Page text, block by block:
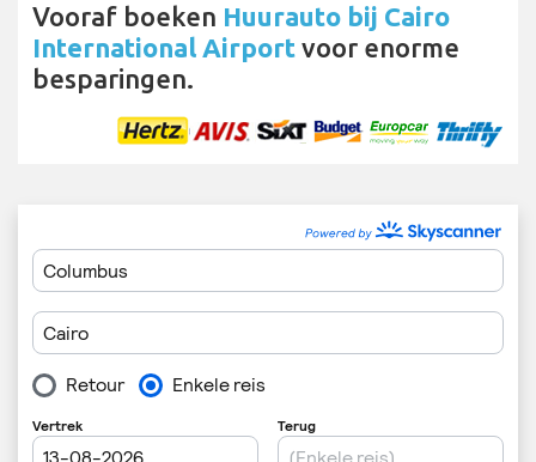
Vooraf boeken Huurauto bij Cairo
International Airport voor enorme
besparingen.